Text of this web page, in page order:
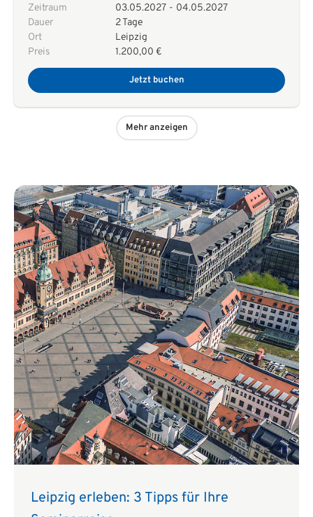
Zeitraum
03.05.2027 - 04.05.2027
Dauer
2 Tage
Ort
Leipzig
Preis
1.200,00 €
Jetzt buchen
Mehr anzeigen
Leipzig erleben: 3 Tipps für Ihre